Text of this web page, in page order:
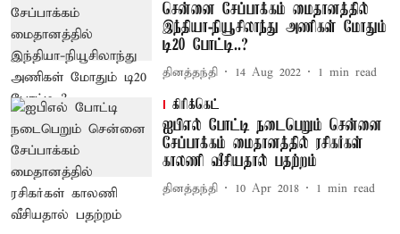
சென்னை சேப்பாக்கம் மைதானத்தில்
இந்தியா-நியூசிலாந்து அணிகள் மோதும்
டி20 போட்டி..?
தினத்தந்தி 14 Aug 2022 1 min read
கிரிக்கெட்
ஐபிஎல் போட்டி நடைபெறும் சென்னை
சேப்பாக்கம் மைதானத்தில் ரசிகர்கள்
காலணி வீசியதால் பதற்றம்
தினத்தந்தி 10 Apr 2018 1 min read